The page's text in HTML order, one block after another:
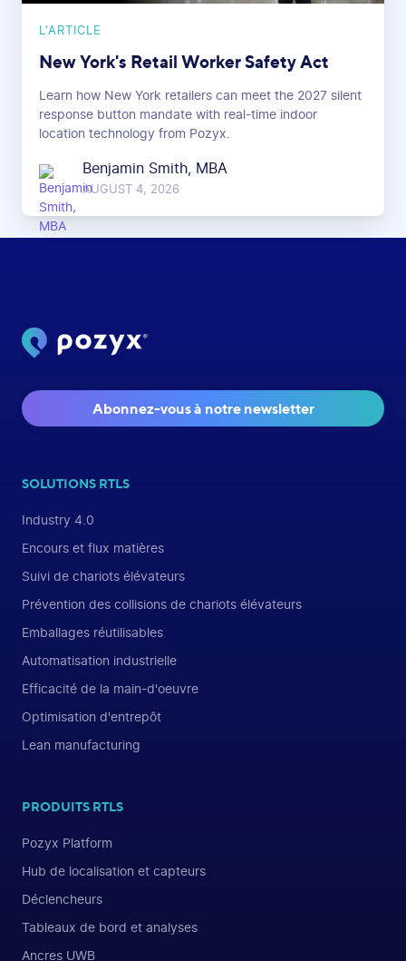
L'ARTICLE
New York's Retail Worker Safety Act
Learn how New York retailers can meet the 2027 silent
response button mandate with real-time indoor
location technology from Pozyx.
Benjamin Smith, MBA
AUGUST 4, 2026
Abonnez-vous à notre newsletter
SOLUTIONS RTLS
Industry 4.0
Encours et flux matières
Suivi de chariots élévateurs
Prévention des collisions de chariots élévateurs
Emballages réutilisables
Automatisation industrielle
Efficacité de la main-d'oeuvre
Optimisation d'entrepôt
Lean manufacturing
PRODUITS RTLS
Pozyx Platform
Hub de localisation et capteurs
Déclencheurs
Tableaux de bord et analyses
Ancres UWB